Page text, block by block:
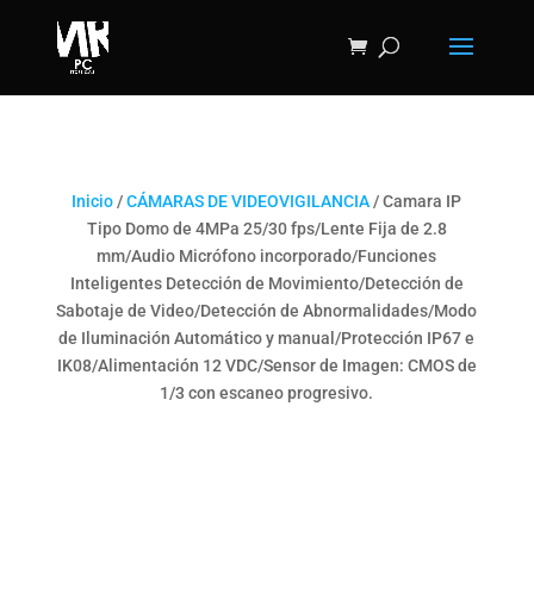
Inicio /CÁMARAS DE VIDEOVIGILANCIA / Camara IP
Tipo Domo de 4MPa 25/30 fps/Lente Fija de 2.8
mm/Audio Micrófono incorporado/Funciones
Inteligentes Detección de Movimiento/Detección de
Sabotaje de Video/Detección de Abnormalidades/Modo
de Iluminación Automático y manual/Protección IP67 e
IK08/Alimentación 12 VDC/Sensor de Imagen: CMOS de
1/3 con escaneo progresivo.